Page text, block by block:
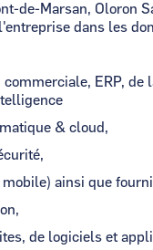
de-Marsan, Oloron
dans les
ERP,
& cloud,
mobile) ainsi que
de logiciels et